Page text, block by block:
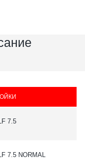
7.5
7.5 NORMAL